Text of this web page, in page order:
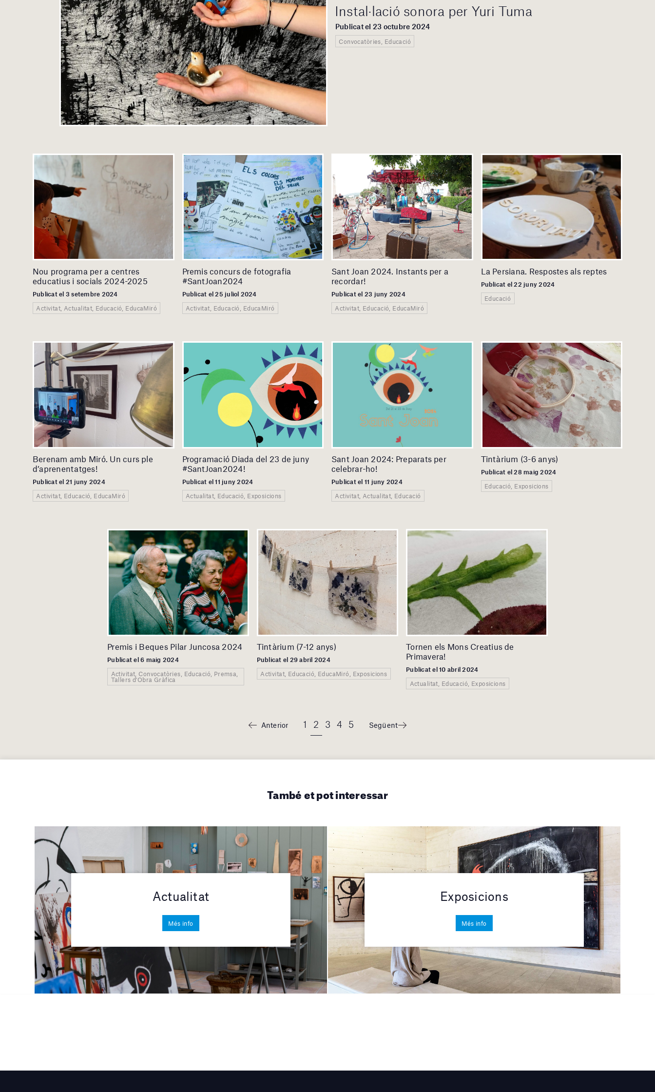
Instal·lació sonora per Yuri Tuma
Publicat el 23 octubre 2024
Convocatòries, Educació
Nou programa per a centres
educatius i socials 2024-2025
Publicat el 3 setembre 2024
Activitat, Actualitat, Educació, EducaMiró
Premis concurs de fotografia
#SantJoan2024
Publicat el 25 juliol 2024
Activitat, Educació, EducaMiró
Sant Joan 2024. Instants per a
recordar!
Publicat el 23 juny 2024
Activitat, Educació, EducaMiró
La Persiana. Respostes als reptes
Publicat el 22 juny 2024
Educació
Berenam amb Miró. Un curs ple
d’aprenentatges!
Publicat el 21 juny 2024
Activitat, Educació, EducaMiró
Programació Diada del 23 de juny
#SantJoan2024!
Publicat el 11 juny 2024
Actualitat, Educació, Exposicions
Sant Joan 2024: Preparats per
celebrar-ho!
Publicat el 11 juny 2024
Activitat, Actualitat, Educació
Tintàrium (3-6 anys)
Publicat el 28 maig 2024
Educació, Exposicions
Premis i Beques Pilar Juncosa 2024
Publicat el 6 maig 2024
Activitat, Convocatòries, Educació, Premsa,
Tallers d'Obra Gràfica
Tintàrium (7-12 anys)
Publicat el 29 abril 2024
Activitat, Educació, EducaMiró, Exposicions
Tornen els Mons Creatius de
Primavera!
Publicat el 10 abril 2024
Actualitat, Educació, Exposicions
Anterior 1 2 3 4 5 Següent
També et pot interessar
Actualitat
Més info
Exposicions
Més info